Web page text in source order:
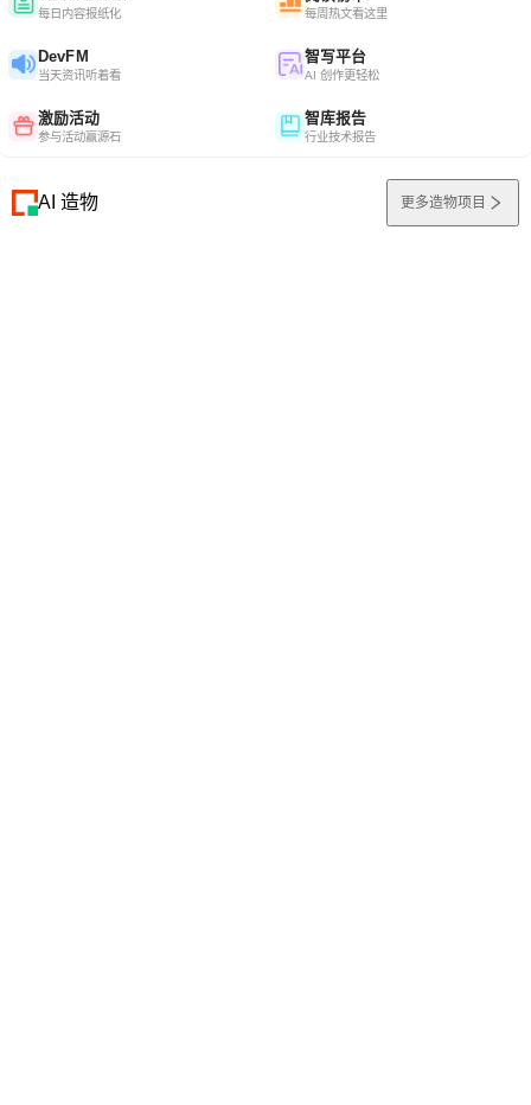
每日内容报纸化 每周热文看这里
DevFM
当天资讯听着看
智写平台
AI 创作更轻松
激励活动
参与活动赢源石
智库报告
行业技术报告
AI 造物 更多造物项目